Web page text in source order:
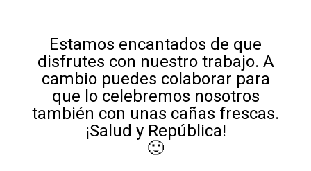
Estamos encantados de que
disfrutes con nuestro trabajo. A
cambio puedes colaborar para
que lo celebremos nosotros
también con unas cañas frescas.
¡Salud y República!
🙂